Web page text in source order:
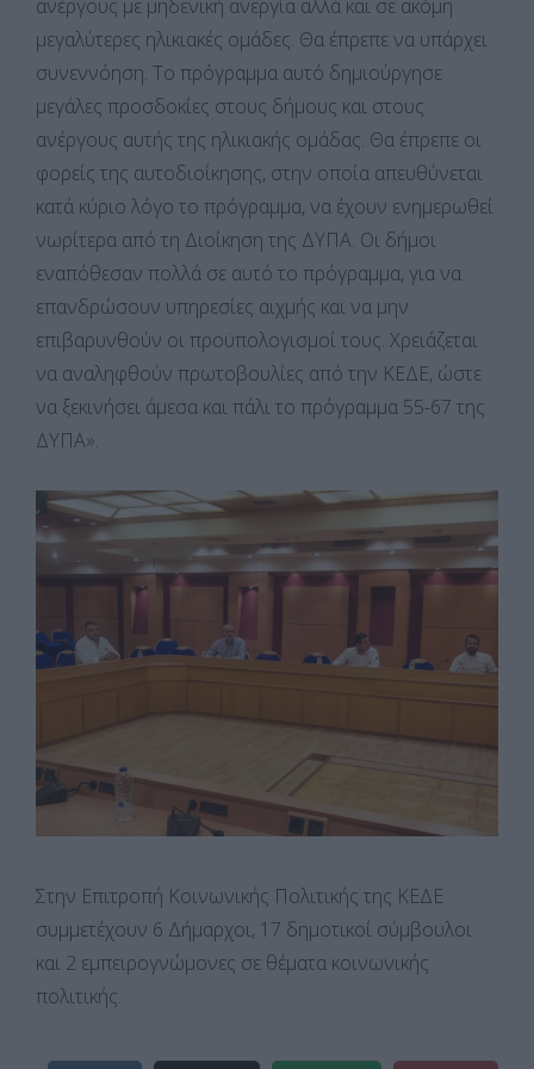
ανέργους με μηδενική ανεργία αλλά και σε ακόμη
μεγαλύτερες ηλικιακές ομάδες. Θα έπρεπε να υπάρχει
συνεννόηση. Το πρόγραμμα αυτό δημιούργησε
μεγάλες προσδοκίες στους δήμους και στους
ανέργους αυτής της ηλικιακής ομάδας. Θα έπρεπε οι
φορείς της αυτοδιοίκησης, στην οποία απευθύνεται
κατά κύριο λόγο το πρόγραμμα, να έχουν ενημερωθεί
νωρίτερα από τη Διοίκηση της ΔΥΠΑ. Οι δήμοι
εναπόθεσαν πολλά σε αυτό το πρόγραμμα, για να
επανδρώσουν υπηρεσίες αιχμής και να μην
επιβαρυνθούν οι προϋπολογισμοί τους. Χρειάζεται
να αναληφθούν πρωτοβουλίες από την ΚΕΔΕ, ώστε
να ξεκινήσει άμεσα και πάλι το πρόγραμμα 55-67 της
ΔΥΠΑ».
Στην Επιτροπή Κοινωνικής Πολιτικής της ΚΕΔΕ
συμμετέχουν 6 Δήμαρχοι, 17 δημοτικοί σύμβουλοι
και 2 εμπειρογνώμονες σε θέματα κοινωνικής
πολιτικής.